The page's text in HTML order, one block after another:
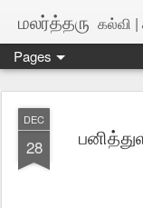
மலர்த்தரு கல்வி |
Pages
DEC
28